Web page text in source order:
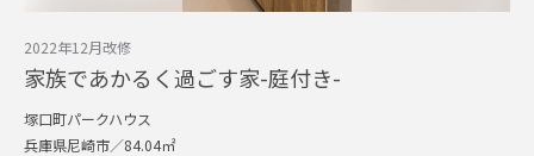
2022年12月改修
家族であかるく過ごす家-庭付き-
塚口町パークハウス
兵庫県尼崎市／84.04㎡